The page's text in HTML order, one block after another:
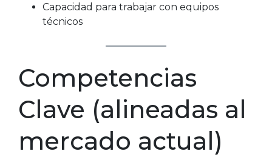
Capacidad para trabajar con equipos
técnicos
Competencias
Clave (alineadas al
mercado actual)